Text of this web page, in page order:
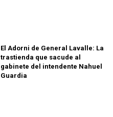
El Adorni de General Lavalle: La
trastienda que sacude al
gabinete del intendente Nahuel
Guardia